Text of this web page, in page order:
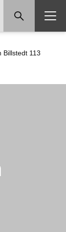
Billstedt 113